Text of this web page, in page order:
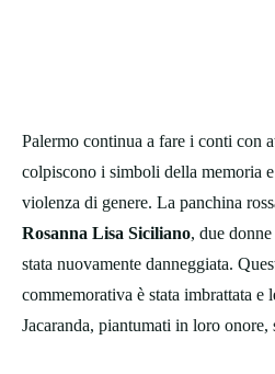
Palermo continua a fare i conti con
colpiscono i simboli della memoria
violenza di genere. La panchina
Rosanna Lisa Siciliano, due
stata nuovamente danneggiata.
commemorativa è stata imbrattata e
Jacaranda, piantumati in loro onore,